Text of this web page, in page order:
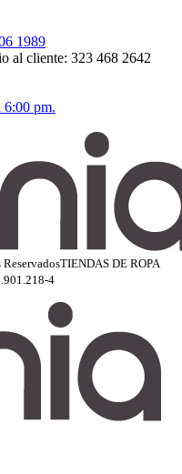
1989
al cliente: 323 468 2642
6:00 pm.
TIENDAS DE ROPA
4